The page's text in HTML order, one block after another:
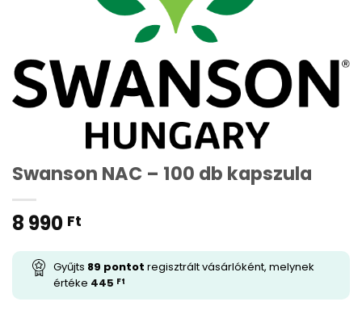
Swanson NAC – 100 db kapszula
8 990 Ft
Gyűjts 89 pontot regisztrált vásárlóként, melynek
értéke 445 Ft